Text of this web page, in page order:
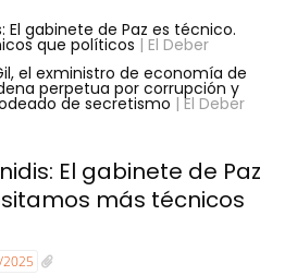
El gabinete de Paz es técnico.
que políticos | El Deber
el exministro de economía de
perpetua por corrupción y
de secretismo | El Deber
El gabinete de Paz
más técnicos